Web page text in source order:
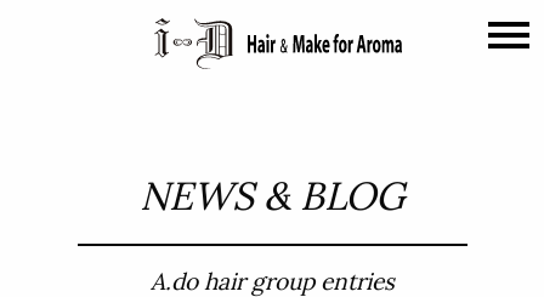
NEWS & BLOG
A.do hair group entries